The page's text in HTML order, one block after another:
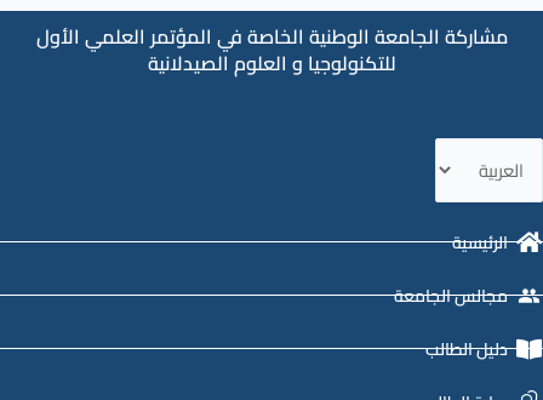
مشاركة الجامعة الوطنية الخاصة في المؤتمر العلمي الأول
للتكنولوجيا و العلوم الصيدلانية
لغة
الرئيسية
مجالس الجامعة
دليل الطالب